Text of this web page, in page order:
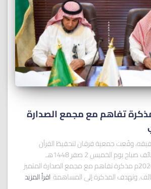
تفاهم مع مجمع الصدارة
وقّعت جمعية فرقان لتحفيظ القرآن
الكريم بمحافظة الطائف صباح يوم الخميس 2 صفر 1448هـ
الموافق 16 يوليو 2026م مذكرة تفاهم مع مجمع الصدارة المتميز
وتهدف المذكرة إلى المساهمة اقرأ المزيد